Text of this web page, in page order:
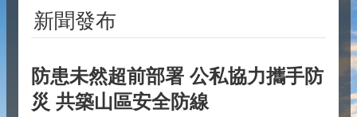
新聞發布
防患未然超前部署 公私協力攜手防
災 共築山區安全防線